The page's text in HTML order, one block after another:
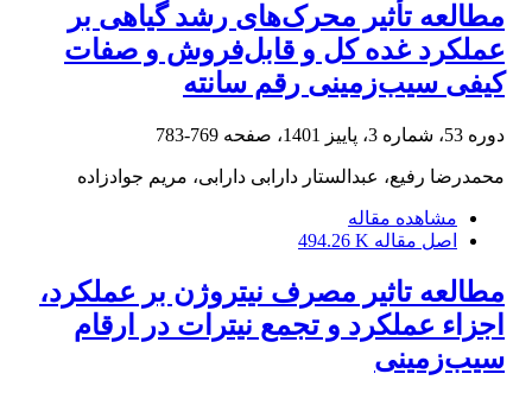
مطالعه تأثیر محرک‌های رشد گیاهی بر
عملکرد غده کل و قابل‌فروش و صفات
کیفی سیب‌زمینی رقم ‏سانته
دوره 53، شماره 3، پاییز 1401، صفحه 769-783
محمدرضا رفیع، عبدالستار دارابی دارابی، مریم جوادزاده
مشاهده مقاله
اصل مقاله 494.26 K
مطالعه تاثیر مصرف نیتروژن بر عملکرد،
اجزاء عملکرد و تجمع نیترات در ارقام
سیب‌زمینی